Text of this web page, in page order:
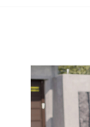
３．安心：先確認商
【「AFTEE先享後付
１．於結帳方式選擇
結帳頁面，進行簡訊
２．訂單成立數日內
全家付款取貨
每筆NT$80，滿